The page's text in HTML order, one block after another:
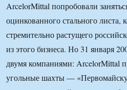
ArcelorMittal попробовали
оцинкованного стального
стремительно растущего
из этого бизнеса. Но 31 января
двумя компаниями: ArcelorMittal
угольные шахты —